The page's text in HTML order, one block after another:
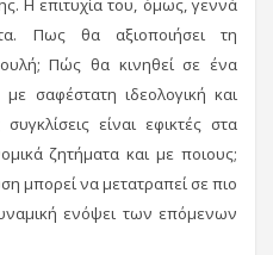
Η επιτυχία του, όμως, γεννά
Πως θα αξιοποιήσει τη
Πώς θα κινηθεί σε ένα
σαφέστατη ιδεολογική και
είναι εφικτές στα
ζητήματα και με ποιους;
μπορεί να μετατραπεί σε πιο
ενόψει των επόμενων